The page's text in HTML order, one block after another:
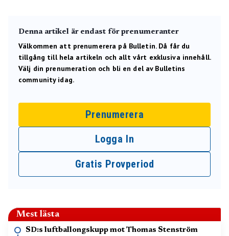
Denna artikel är endast för prenumeranter
Välkommen att prenumerera på Bulletin. Då får du
tillgång till hela artikeln och allt vårt exklusiva innehåll.
Välj din prenumeration och bli en del av Bulletins
community idag.
Prenumerera
Logga In
Gratis Provperiod
Mest lästa
SD:s luftballongskupp mot Thomas Stenström